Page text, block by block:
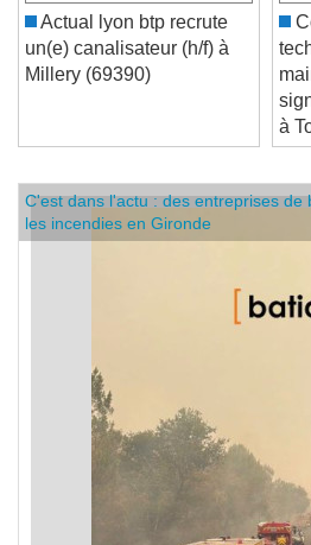
Actual lyon btp recrute
un(e) canalisateur (h/f) à
à
C'est dans l'actu : des entreprises de
les incendies en Gironde